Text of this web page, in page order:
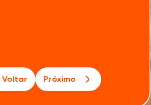
Voltar Próximo